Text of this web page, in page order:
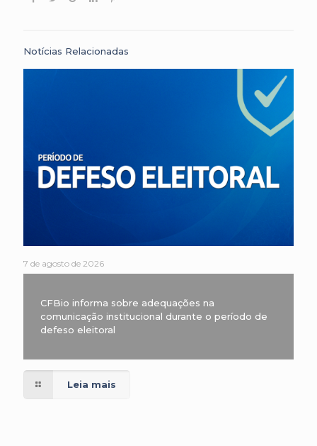
Notícias Relacionadas
7 de agosto de 2026
CFBio informa sobre adequações na
comunicação institucional durante o período de
defeso eleitoral
Leia mais